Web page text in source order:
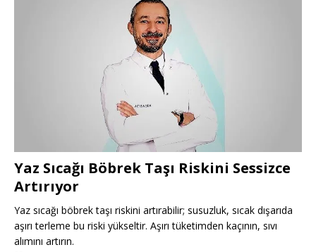
Yaz Sıcağı Böbrek Taşı Riskini Sessizce
Artırıyor
Yaz sıcağı böbrek taşı riskini artırabilir; susuzluk, sıcak dışarıda
aşırı terleme bu riski yükseltir. Aşırı tüketimden kaçının, sıvı
alımını artırın.